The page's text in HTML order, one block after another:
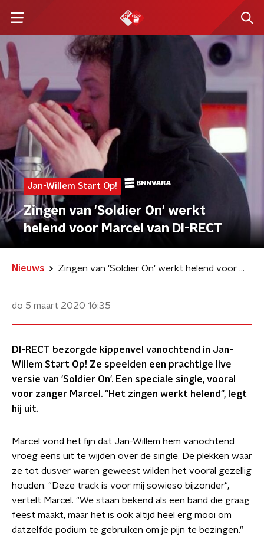
Jan-Willem Start Op!
Zingen van 'Soldier On' werkt
helend voor Marcel van DI-RECT
Nieuws Zingen van 'Soldier On' werkt helend voor Marcel van DI-RECT
do 5 maart 2020 16:35
DI-RECT bezorgde kippenvel vanochtend in Jan-
Willem Start Op! Ze speelden een prachtige live
versie van 'Soldier On'. Een speciale single, vooral
voor zanger Marcel. "Het zingen werkt helend", legt
hij uit.
Marcel vond het fijn dat Jan-Willem hem vanochtend
vroeg eens uit te wijden over de single. De plekken waar
ze tot dusver waren geweest wilden het vooral gezellig
houden. "Deze track is voor mij sowieso bijzonder",
vertelt Marcel. "We staan bekend als een band die graag
feest maakt, maar het is ook altijd heel erg mooi om
datzelfde podium te gebruiken om je pijn te bezingen."